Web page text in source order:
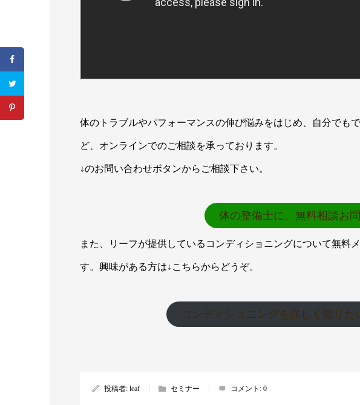
体のトラブルやパフォーマンスの伸び悩みをはじめ、自分でも
ど、オンラインでのご相談を承っております。
↓のお問い合わせボタンからご相談下さい。
体の整備士に、無料相談お
また、リーフが提供しているコンディショニングについて無料
す。興味がある方は↓こちらからどうぞ。
コンディショニングを詳しく知りた
投稿者: leaf セミナー コメント: 0